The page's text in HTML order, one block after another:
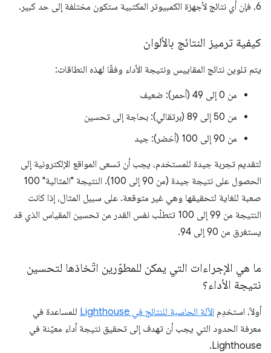
6، فإن أي نتائج لأجهزة الكمبيوتر المكتبية ستكون مختلفة إلى حد كبير.
كيفية ترميز النتائج بالألوان
يتم تلوين نتائج المقاييس ونتيجة الأداء وفقًا لهذه النطاقات:
من 0 إلى 49 (أحمر): ضعيف
من 50 إلى 89 (برتقالي): بحاجة إلى تحسين
من 90 إلى 100 (أخضر): جيد
لتقديم تجربة جيدة للمستخدم، يجب أن تسعى المواقع الإلكترونية إلى
الحصول على نتيجة جيدة (من 90 إلى 100). النتيجة "المثالية" 100
صعبة للغاية لتحقيقها وهي غير متوقعة. على سبيل المثال، إذا كانت
النتيجة من 99 إلى 100 تتطلّب نفس القدر من تحسين المقياس الذي قد
يستغرق من 90 إلى 94.
ما هي الإجراءات التي يمكن للمطوّرين اتّخاذها لتحسين
نتيجة الأداء؟
أولاً، استخدِم الآلة الحاسبة للنتائج في Lighthouse
للمساعدة في
معرفة الحدود التي يجب أن تهدف إلى تحقيق نتيجة أداء معيّنة في
Lighthouse.